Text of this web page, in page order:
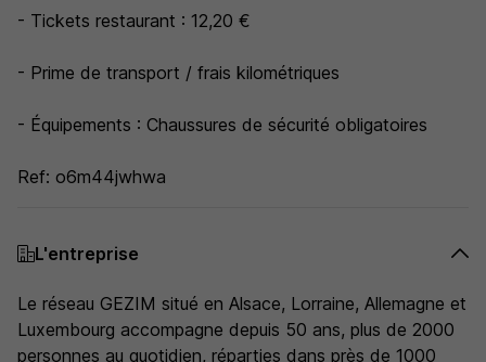
- Tickets restaurant : 12,20 €
- Prime de transport / frais kilométriques
- Équipements : Chaussures de sécurité obligatoires
Ref: o6m44jwhwa
L'entreprise
Le réseau GEZIM situé en Alsace, Lorraine, Allemagne et
Luxembourg accompagne depuis 50 ans, plus de 2000
personnes au quotidien, réparties dans près de 1000